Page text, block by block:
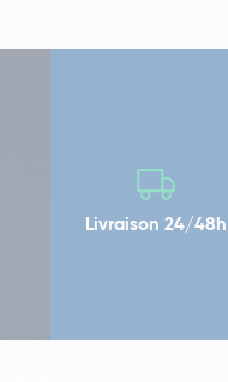
Livraison 24/48h